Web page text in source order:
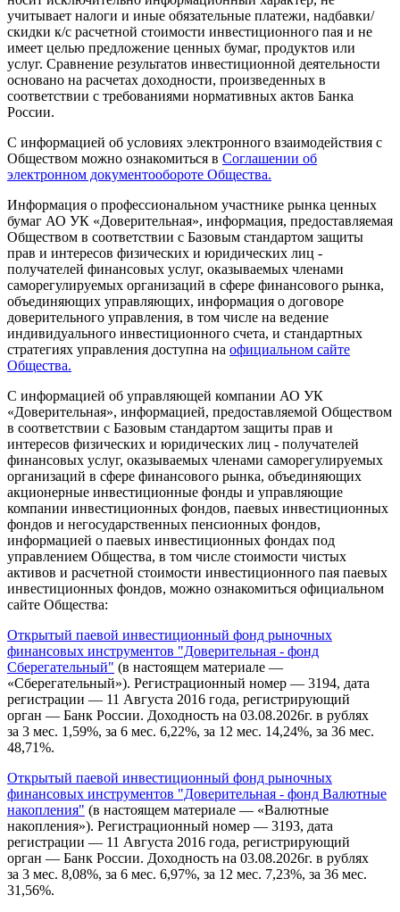
учитывает налоги и иные обязательные платежи, надбавки/
скидки к/с расчетной стоимости инвестиционного пая и не
имеет целью предложение ценных бумаг, продуктов или
услуг. Сравнение результатов инвестиционной деятельности
основано на расчетах доходности, произведенных в
соответствии с требованиями нормативных актов Банка
России.
С информацией об условиях электронного взаимодействия с
Обществом можно ознакомиться в Соглашении об
электронном документообороте Общества.
Информация о профессиональном участнике рынка ценных
бумаг АО УК «Доверительная», информация, предоставляемая
Обществом в соответствии с Базовым стандартом защиты
прав и интересов физических и юридических лиц -
получателей финансовых услуг, оказываемых членами
саморегулируемых организаций в сфере финансового рынка,
объединяющих управляющих, информация о договоре
доверительного управления, в том числе на ведение
индивидуального инвестиционного счета, и стандартных
стратегиях управления доступна на официальном сайте
Общества.
С информацией об управляющей компании АО УК
«Доверительная», информацией, предоставляемой Обществом
в соответствии с Базовым стандартом защиты прав и
интересов физических и юридических лиц - получателей
финансовых услуг, оказываемых членами саморегулируемых
организаций в сфере финансового рынка, объединяющих
акционерные инвестиционные фонды и управляющие
компании инвестиционных фондов, паевых инвестиционных
фондов и негосударственных пенсионных фондов,
информацией о паевых инвестиционных фондах под
управлением Общества, в том числе стоимости чистых
активов и расчетной стоимости инвестиционного пая паевых
инвестиционных фондов, можно ознакомиться официальном
сайте Общества:
Открытый паевой инвестиционный фонд рыночных
финансовых инструментов "Доверительная - фонд
Сберегательный" (в настоящем материале —
«Сберегательный»). Регистрационный номер — 3194, дата
регистрации — 11 Августа 2016 года, регистрирующий
орган — Банк России. Доходность на 03.08.2026г. в рублях
за 3 мес. 1,59%, за 6 мес. 6,22%, за 12 мес. 14,24%, за 36 мес.
48,71%.
Открытый паевой инвестиционный фонд рыночных
финансовых инструментов "Доверительная - фонд Валютные
накопления" (в настоящем материале — «Валютные
накопления»). Регистрационный номер — 3193, дата
регистрации — 11 Августа 2016 года, регистрирующий
орган — Банк России. Доходность на 03.08.2026г. в рублях
за 3 мес. 8,08%, за 6 мес. 6,97%, за 12 мес. 7,23%, за 36 мес.
31,56%.